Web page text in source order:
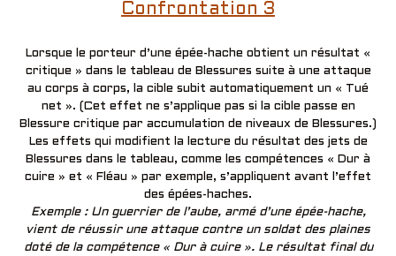
Confrontation 3
Lorsque le porteur d’une épée-hache obtient un résultat «
critique » dans le tableau de Blessures suite à une attaque
au corps à corps, la cible subit automatiquement un « Tué
net ». (Cet effet ne s’applique pas si la cible passe en
Blessure critique par accumulation de niveaux de Blessures.)
Les effets qui modifient la lecture du résultat des jets de
Blessures dans le tableau, comme les compétences « Dur à
cuire » et « Fléau » par exemple, s’appliquent avant l’effet
des épées-haches.
Exemple : Un guerrier de l’aube, armé d’une épée-hache,
vient de réussir une attaque contre un soldat des plaines
doté de la compétence « Dur à cuire ». Le résultat final du